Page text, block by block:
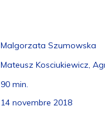
Malgorzata Szumowska
Mateusz Kosciukiewicz,
90 min.
14 novembre 2018